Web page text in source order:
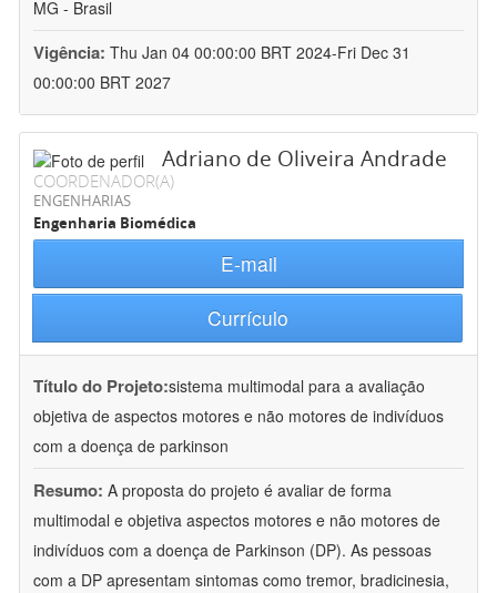
MG - Brasil
Vigência: Thu Jan 04 00:00:00 BRT 2024-Fri Dec 31
00:00:00 BRT 2027
Adriano de Oliveira Andrade
COORDENADOR(A)
ENGENHARIAS
Engenharia Biomédica
E-mail
Currículo
Título do Projeto:sistema multimodal para a avaliação
objetiva de aspectos motores e não motores de indivíduos
com a doença de parkinson
Resumo: A proposta do projeto é avaliar de forma
multimodal e objetiva aspectos motores e não motores de
indivíduos com a doença de Parkinson (DP). As pessoas
com a DP apresentam sintomas como tremor, bradicinesia,